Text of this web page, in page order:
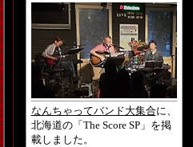
なんちゃってバンド大集合に、
北海道の「The Score SP」を掲
載しました。